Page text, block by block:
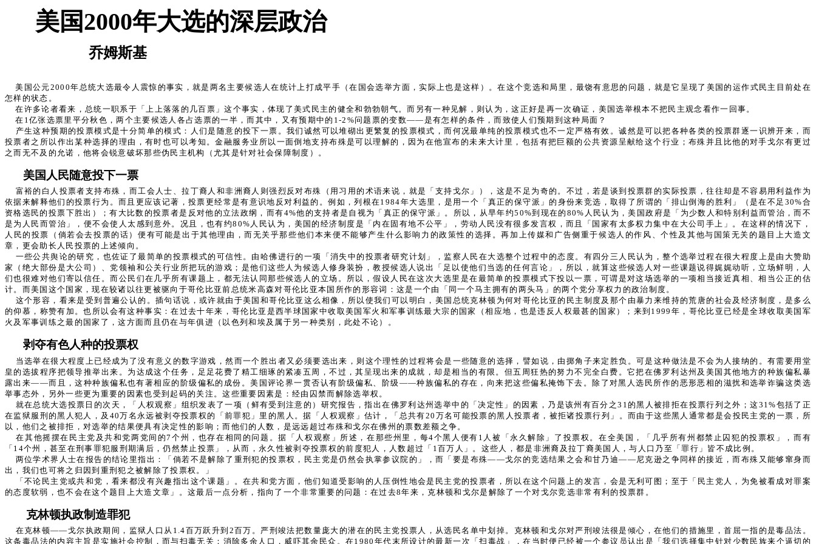
美国2000年大选的深层政治
乔姆斯基
美国公元2000年总统大选最令人震惊的事实，就是两名主要候选人在统计上打成平手（在国会选举方面，实际上也是这样）。在这个竞选和局里，最饶有意思的问题，就是它呈现了美国的运作式民主目前处在
怎样的状态。
在许多论者看来，总统一职系于「上上落落的几百票」这个事实，体现了美式民主的健全和勃勃朝气。而另有一种见解，则认为，这正好是再一次确证，美国选举根本不把民主观念看作一回事。
在1亿张选票里平分秋色，两个主要候选人各占选票的一半，而其中，又有预期中的1-2%问题票的变数——是有怎样的条件，而致使人们预期到这种局面？
产生这种预期的投票模式是十分简单的模式：人们是随意的投下一票。我们诚然可以堆砌出更繁复的投票模式，而何况最单纯的投票模式也不一定严格有效。诚然是可以把各种各类的投票群逐一识辨开来，而
投票者之所以作出某种选择的理由，有时也可以考知。金融服务业所以一面倒地支持布殊是可以理解的，因为在他宣布的未来大计里，包括有把巨额的公共资源呈献给这个行业；布殊并且比他的对手戈尔有更过
之而无不及的允诺，他将会锐意破坏那些伪民主机构（尤其是针对社会保障制度）。
美国人民随意投下一票
富裕的白人投票者支持布殊，而工会人士、拉丁裔人和非洲裔人则强烈反对布殊（用习用的术语来说，就是「支持戈尔」），这是不足为奇的。不过，若是谈到投票群的实际投票，往往却是不容易用利益作为
依据来解释他们的投票行为。而且更应该记著，投票更经常是有意识地反对利益的。例如，列根在1984年大选里，是用一个「真正的保守派」的身份来竞选，取得了所谓的「排山倒海的胜利」（是在不足30%合
资格选民的投票下胜出）；有大比数的投票者是反对他的立法政纲，而有4%他的支持者是自视为「真正的保守派」。所以，从早年约50%到现在的80%人民认为，美国政府是「为少数人和特别利益而管治，而不
是为人民而管治」，便不会使人太感到意外。况且，也有约80%人民认为，美国的经济制度是「内在固有地不公平」，劳动人民没有很多发言权，而且「国家有太多权力集中在大公司手上」。在这样的情况下，
人民的投票（倘若会去投票的话）便有可能是出于其他理由，而无关乎那些他们本来便不能够产生什么影响力的政策性的选择。再加上传媒和广告侧重于候选人的作风、个性及其他与国策无关的题目上大造文
章，更会助长人民投票的上述倾向。
一些公共舆论的研究，也佐证了最简单的投票模式的可信性。由哈佛进行的一项「消失中的投票者研究计划」，监察人民在大选整个过程中的态度。有四分三人民认为，整个选举过程在很大程度上是由大赞助
家（绝大部份是大公司）、党领袖和公关行业所把玩的游戏；是他们这些人为候选人修身装扮，教授候选人说出「足以使他们当选的任何言论」，所以，就算这些候选人对一些课题说得娓娓动听，立场鲜明，人
们也很难对他们寄以信任。而公民们在几乎所有课题上，都无法认同那些候选人的立场。所以，假设人民在这次大选里是在最简单的投票模式下投以一票，可谓是对这场选举的一项相当接近真相、相当公正的估
计。而美国这个国家，现在较诸以往更被驱向于哥伦比亚前总统米高森对哥伦比亚本国所作的形容词：这是一个由「同一个马主拥有的两头马」的两个党分享权力的政治制度。
这个形容，看来是受到普遍公认的。插句话说，或许就由于美国和哥伦比亚这么相像，所以使我们可以明白，美国总统克林顿为何对哥伦比亚的民主制度及那个由暴力来维持的荒唐的社会及经济制度，是多么
的仰慕，称赞有加。也所以会有这种事实：在过去十年来，哥伦比亚是西半球国家中收取美国军火和军事训练最大宗的国家（相应地，也是违反人权最甚的国家）；来到1999年，哥伦比亚已经是全球收取美国军
火及军事训练之最的国家了，这方面而且仍在与年俱进（以色列和埃及属于另一种类别，此处不论）。
剥夺有色人种的投票权
当选举在很大程度上已经成为了没有意义的数字游戏，然而一个胜出者又必须要选出来，则这个理性的过程将会是一些随意的选择，譬如说，由掷角子来定胜负。可是这种做法是不会为人接纳的。有需要用堂
皇的选拔程序把领导推举出来。为达成这个任务，足足花费了精工细琢的紧凑五周，不过，其呈现出来的成就，却是相当的有限。但五周狂热的努力不完全白费。它把在佛罗利达州及美国其他地方的种族偏私暴
露出来——而且，这种种族偏私也有著相应的阶级偏私的成份。美国评论界一贯否认有阶级偏私、阶级——种族偏私的存在，向来把这些偏私掩饰下去。除了对黑人选民所作的恶形恶相的滋扰和选举诈骗这类选
举事态外，另外一些更为重要的因素也受到起码的关注。这些重要因素是：经由囚禁而解除选举权。
就在总统大选投票日的次天，「人权观察」组织发表了一项（鲜有受到注意的）研究报告，指出在佛罗利达州选举中的「决定性」的因素，乃是该州有百分之31的黑人被排拒在投票行列之外；这31%包括了正
在监狱服刑的黑人犯人，及40万名永远被剥夺投票权的「前罪犯」里的黑人。据「人权观察」估计，「总共有20万名可能投票的黑人投票者，被拒诸投票行列」。而由于这些黑人通常都是会投民主党的一票，所
以，他们之被排拒，对选举的结果便具有决定性的影响；而他们的人数，是远远超过布殊和戈尔在佛州的票数差额之争。
在其他摇摆在民主党及共和党两党间的7个州，也存在相同的问题。据「人权观察」所述，在那些州里，每4个黑人便有1人被「永久解除」了投票权。在全美国，「几乎所有州都禁止囚犯的投票权」，而有
「14个州，甚至在刑事罪犯服刑期满后，仍然禁止投票」，从而，永久性被剥夺投票权的前度犯人，人数超过「1百万人」。这些人，都是非洲裔及拉丁裔美国人，与人口乃至「罪行」皆不成比例。
两位学术界人士在报告的结论里指出：「倘若不是解除了重刑犯的投票权，民主党是仍然会执掌参议院的」，而「要是布殊——戈尔的竞选结果之会和甘乃迪——尼克逊之争同样的接近，而布殊又能够窜身而
出，我们也可将之归因到重刑犯之被解除了投票权。」
「不论民主党或共和党，看来都没有兴趣指出这个课题」。在共和党方面，他们知道受影响的人压倒性地会是民主党的投票者，所以在这个问题上的发言，会是无利可图；至于「民主党人，为免被看成对罪案
的态度软弱，也不会在这个题目上大造文章」。这最后一点分析，指向了一个非常重要的问题：在过去8年来，克林顿和戈尔是解除了一个对戈尔竞选非常有利的投票群。
克林顿执政制造罪犯
在克林顿——戈尔执政期间，监狱人口从1.4百万跃升到2百万。严刑竣法把数量庞大的潜在的民主党投票人，从选民名单中划掉。克林顿和戈尔对严刑竣法很是倾心，在他们的措施里，首屈一指的是毒品法。
这条毒品法的内容主旨是实施社会控制，而与扫毒无关：消除多余人口，威吓其余民众。在1980年代末所设计的最新一次「扫毒战」，在当时便已经被一个参议员认出是「我们选择集中针对少数民族来个逼切的